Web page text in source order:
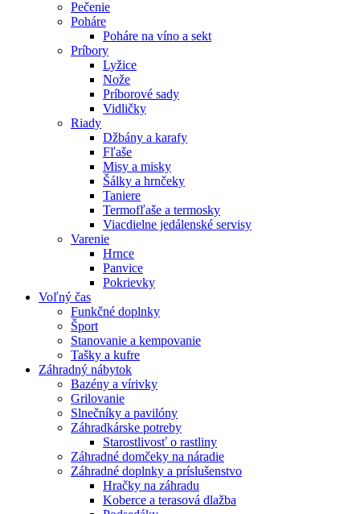
Pečenie
Poháre
Poháre na víno a sekt
Príbory
Lyžice
Nože
Príborové sady
Vidličky
Riady
Džbány a karafy
Fľaše
Misy a misky
Šálky a hrnčeky
Taniere
Termofľaše a termosky
Viacdielne jedálenské servisy
Varenie
Hrnce
Panvice
Pokrievky
Voľný čas
Funkčné doplnky
Šport
Stanovanie a kempovanie
Tašky a kufre
Záhradný nábytok
Bazény a vírivky
Grilovanie
Slnečníky a pavilóny
Záhradkárske potreby
Starostlivosť o rastliny
Záhradné domčeky na náradie
Záhradné doplnky a príslušenstvo
Hračky na záhradu
Koberce a terasová dlažba